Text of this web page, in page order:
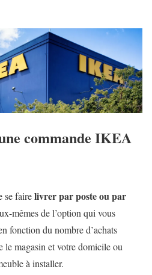
commande IKEA
se fairelivrer par poste ou par
mêmes de l’option qui vous
fonction du nombre d’achats
le magasin et votre domicile ou
à installer.